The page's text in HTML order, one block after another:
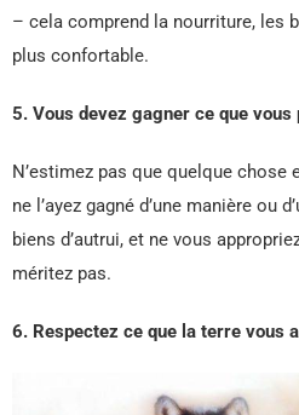
– cela comprend la nourriture, les
plus confortable.
5. Vous devez gagner ce que vous
N’estimez pas que quelque chose
ne l’ayez gagné d’une manière ou
biens d’autrui, et ne vous
méritez pas.
6. Respectez ce que la terre vous